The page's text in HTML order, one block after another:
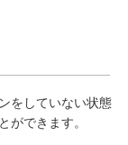
をしていない状態
ができます。